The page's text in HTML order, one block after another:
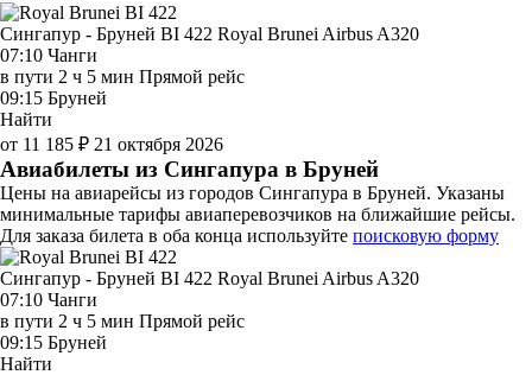
Сингапур - Бруней BI 422 Royal Brunei Airbus A320
07:10 Чанги
в пути 2 ч 5 мин Прямой рейс
09:15 Бруней
Найти
от 11 185 ₽ 21 октября 2026
Авиабилеты из Сингапура в Бруней
Цены на авиарейсы из городов Сингапура в Бруней. Указаны
минимальные тарифы авиаперевозчиков на ближайшие рейсы.
Для заказа билета в оба конца используйте поисковую форму
Сингапур - Бруней BI 422 Royal Brunei Airbus A320
07:10 Чанги
в пути 2 ч 5 мин Прямой рейс
09:15 Бруней
Найти